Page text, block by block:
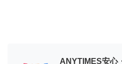
ANYTIMES安心